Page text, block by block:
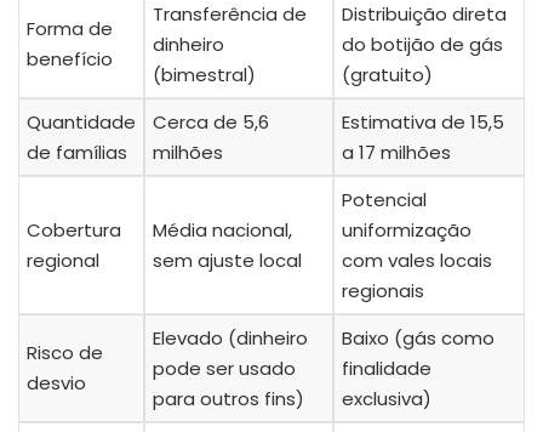
Forma de
benefício
Transferência de
dinheiro
(bimestral)
Distribuição direta
do botijão de gás
(gratuito)
Quantidade
de famílias
Cerca de 5,6
milhões
Estimativa de 15,5
a 17 milhões
Cobertura
regional
Média nacional,
sem ajuste local
Potencial
uniformização
com vales locais
regionais
Risco de
desvio
Elevado (dinheiro
pode ser usado
para outros fins)
Baixo (gás como
finalidade
exclusiva)